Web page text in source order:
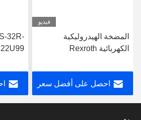
فيديو
المضخة الهيدروليكية
الكهربائية Rexroth
PPA12G30
احصل على أفضل سعر
32R-